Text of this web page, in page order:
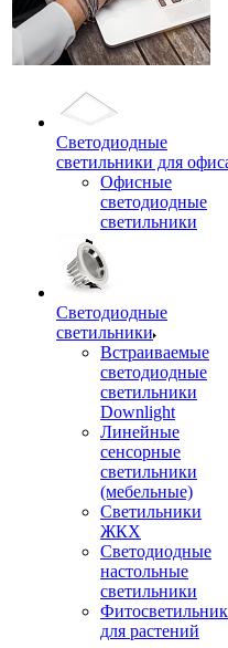
Светодиодные
светильники для
Офисные
светодиодные
светильники
Светодиодные
светильники
Встраиваемые
светодиодные
светильники
Downlight
Линейные
сенсорные
светильники
(мебельные)
Светильники
ЖКХ
Светодиодные
настольные
светильники
для растений